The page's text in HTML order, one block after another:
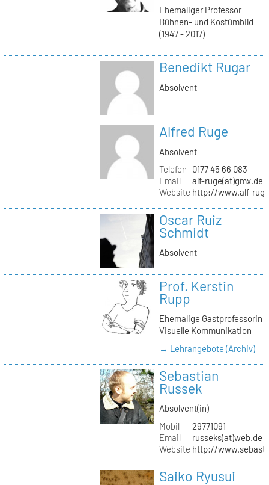
Ehemaliger Professor
Bühnen- und Kostümbild
(1947 - 2017)
Benedikt Rugar
Absolvent
Alfred Ruge
Absolvent
Telefon
0177 45 66 083
Email
alf-ruge(at)gmx.de
Website http://www.alf-
Oscar Ruiz
Schmidt
Absolvent
Prof. Kerstin
Rupp
Ehemalige Gastprofessorin
Visuelle Kommunikation
→ Lehrangebote (Archiv)
Sebastian
Russek
Absolvent(in)
Mobil
29771091
Email
russeks(at)web.de
Website http://
Saiko Ryusui